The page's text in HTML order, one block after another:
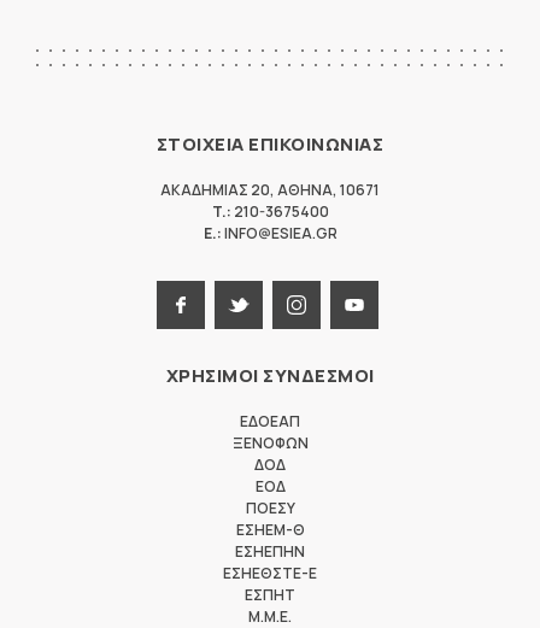
ΣΤΟΙΧΕΙΑ ΕΠΙΚΟΙΝΩΝΙΑΣ
ΑΚΑΔΗΜΙΑΣ 20, ΑΘΗΝΑ, 10671
T.: 210-3675400
E.:INFO@ESIEA.GR
ΧΡΗΣΙΜΟΙ ΣΥΝΔΕΣΜΟΙ
ΕΔΟΕΑΠ
ΞΕΝΟΦΩΝ
ΔΟΔ
ΕΟΔ
ΠΟΕΣΥ
ΕΣΗΕΜ-Θ
ΕΣΗΕΠΗΝ
ΕΣΗΕΘΣΤΕ-Ε
ΕΣΠΗΤ
M.M.E.